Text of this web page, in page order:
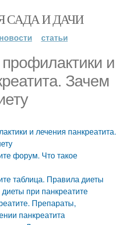
САДА И ДАЧИ
новости статьи
и
Зачем
и лечения панкреатита.
форум. Что такое
таблица. Правила диеты
при панкреатите
Препараты,
панкреатита